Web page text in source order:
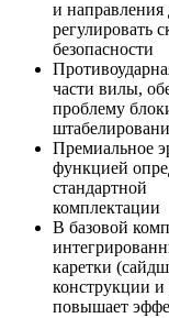
и направления
регулировать
безопасности
части вилы,
проблему
Премиальное
функцией
стандартной
комплектации
В базовой
каретки
конструкции и
повышает